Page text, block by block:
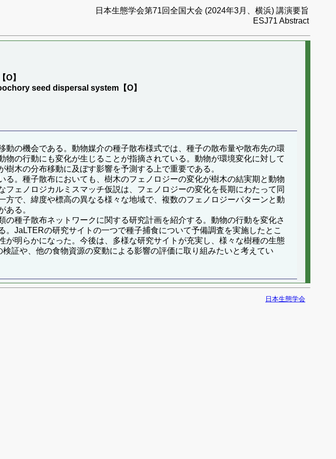
日本生態学会第71回全国大会 (2024年3月、横浜) 講演要旨
ESJ71 Abstract
O】
seed dispersal system【O】
の機会である。動物媒介の種子散布様式では、種子の散布量や散布先の環
の行動にも変化が生じることが指摘されている。動物が環境変化に対して
木の分布移動に及ぼす影響を予測する上で重要である。
。種子散布においても、樹木のフェノロジーの変化が樹木の結実期と動物
ェノロジカルミスマッチ仮説は、フェノロジーの変化を長期にわたって同
で、緯度や標高の異なる様々な地域で、複数のフェノロジーパターンと動
ある。
種子散布ネットワークに関する研究計画を紹介する。動物の行動を変化さ
JaLTERの研究サイトの一つで種子捕食について予備調査を実施したとこ
明らかになった。今後は、多様な研究サイトが充実し、様々な樹種の生態
証や、他の食物資源の変動による影響の評価に取り組みたいと考えてい
日本生態学会